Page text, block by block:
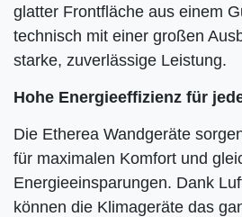
glatter Frontfläche aus einem
technisch mit einer großen
starke, zuverlässige Leistung.
Hohe Energieeffizienz für
Die Etherea Wandgeräte
für maximalen Komfort und
Energieeinsparungen. Dank
können die Klimageräte das